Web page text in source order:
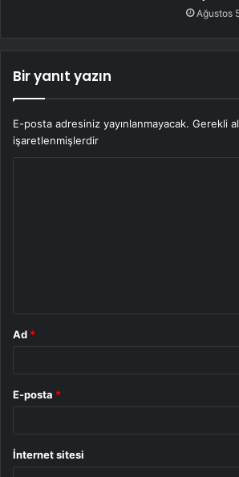
Ağustos
Bir yanıt yazın
E-posta adresiniz yayınlanmayacak. Gerekli
işaretlenmişlerdir
Ad *
E-posta *
İnternet sitesi